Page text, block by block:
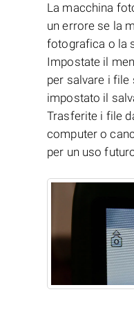
La macchina
un errore se la
fotografica o la
Impostate il
per salvare i file
impostato il
Trasferite i file
computer o
per un uso